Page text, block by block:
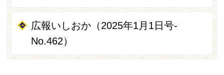
広報いしおか（2025年1月1日号-
No.462）